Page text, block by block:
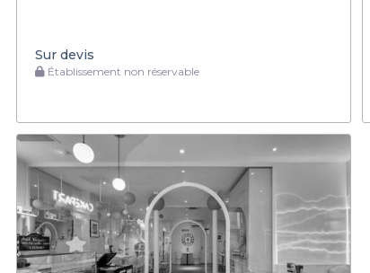
Sur devis
Établissement non réservable